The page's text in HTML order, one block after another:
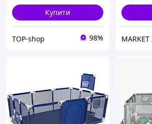
Купити
TOP-shop 98% MARKET